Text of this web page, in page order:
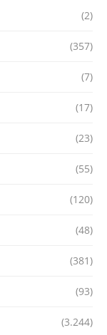
(2)
(357)
(7)
(17)
(23)
(55)
(120)
(48)
(381)
(93)
(3.244)